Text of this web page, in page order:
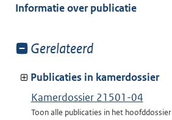
van:
Informatie over publicatie
Toon
van:
Gerelateerd
Publicaties in kamerdossier
Kamerdossier 21501-04
Toon alle publicaties in het hoofddossier